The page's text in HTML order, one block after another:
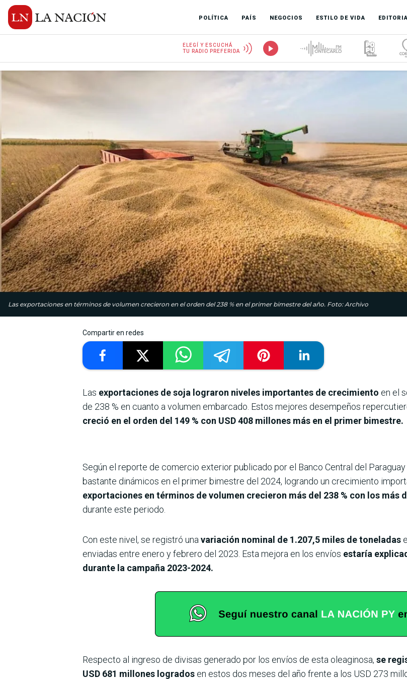
POLÍTICA PAÍS NEGOCIOS ESTILO DE VIDA
ELEGÍ Y ESCUCHÁ
TU RADIO PREFERIDA
Las exportaciones en términos de volumen crecieron en el orden del 238 % en el primer bimestre del año. Foto: Archivo
Compartir en redes
Las exportaciones de soja lograron niveles importantes de crecimiento en el
de 238 % en cuanto a volumen embarcado. Estos mejores desempeños
creció en el orden del 149 % con USD 408 millones más en el primer bimestre.
Según el reporte de comercio exterior publicado por el Banco Central del
bastante dinámicos en el primer bimestre del 2024, logrando un crecimiento
exportaciones en términos de volumen crecieron más del 238 % con los más
durante este periodo.
Con este nivel, se registró una variación nominal de 1.207,5 miles de toneladas
enviadas entre enero y febrero del 2023. Esta mejora en los envíos estaría
durante la campaña 2023-2024.
Respecto al ingreso de divisas generado por los envíos de esta oleaginosa, se
USD 681 millones logrados en estos dos meses del año frente a los USD 273